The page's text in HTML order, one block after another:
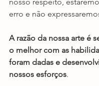
nosso respeito,
erro e não
A razão da nossa arte é
o melhor com as
foram dadas e
nossos esforços.